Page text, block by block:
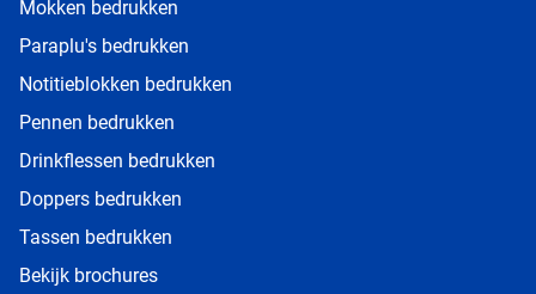
Mokken bedrukken
Paraplu's bedrukken
Notitieblokken bedrukken
Pennen bedrukken
Drinkflessen bedrukken
Doppers bedrukken
Tassen bedrukken
Bekijk brochures